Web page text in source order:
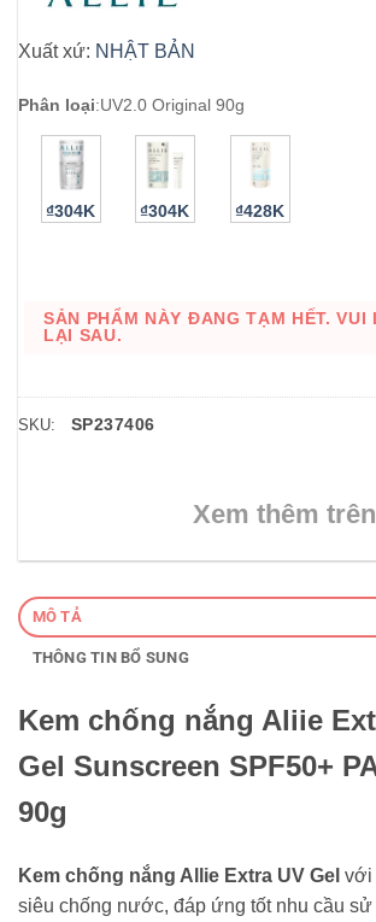
Xuất xứ: NHẬT BẢN
Phân loại:UV2.0 Original 90g
₫304K ₫304K ₫428K
SẢN PHẨM NÀY ĐANG TẠM HẾT. VUI
LẠI SAU.
SKU: SP237406
Xem thêm
MÔ TẢ
THÔNG TIN BỔ SUNG
Kem chống nắng Aliie
Gel Sunscreen SPF50+
90g
Kem chống nắng Allie Extra UV Gel với
siêu chống nước, đáp ứng tốt nhu cầu sử